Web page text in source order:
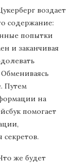
воздает
содержание:
попытки
и заканчивая
Путем
на
помогает
же будет